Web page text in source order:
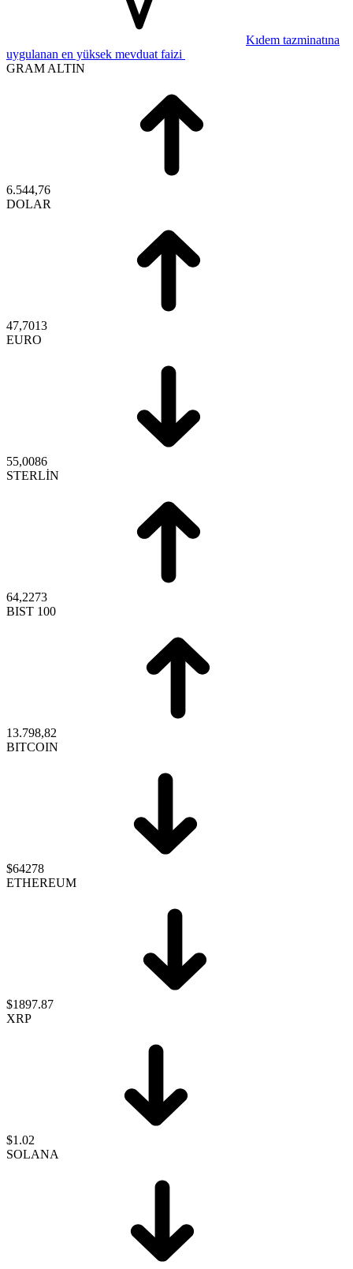
Kıdem tazminatına
uygulanan en yüksek mevduat faizi
GRAM ALTIN
6.544,76
DOLAR
47,7013
EURO
55,0086
STERLİN
64,2273
BIST 100
13.798,82
BITCOIN
$64278
ETHEREUM
$1897.87
XRP
$1.02
SOLANA